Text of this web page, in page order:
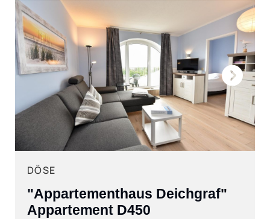
Next
DÖSE
"Appartementhaus Deichgraf"
Appartement D450